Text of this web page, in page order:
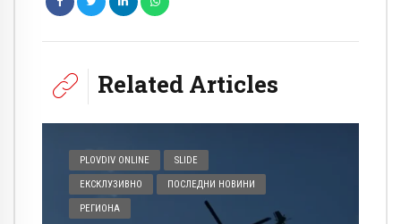
Related Articles
PLOVDIV ONLINE SLIDE
ЕКСКЛУЗИВНО ПОСЛЕДНИ НОВИНИ
РЕГИОНА